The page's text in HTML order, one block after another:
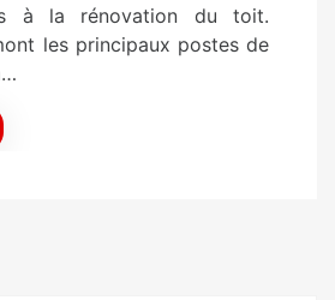
à la rénovation du toit.
les principaux postes de